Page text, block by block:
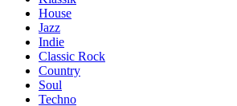
House
Jazz
Indie
Classic Rock
Country
Soul
Techno